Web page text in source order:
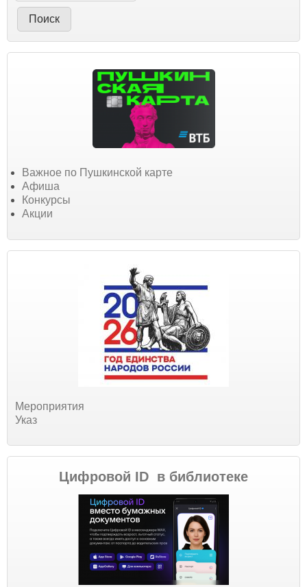
Важное по Пушкинской карте
Афиша
Конкурсы
Акции
Мероприятия
Указ
Цифровой ID в библиотеке